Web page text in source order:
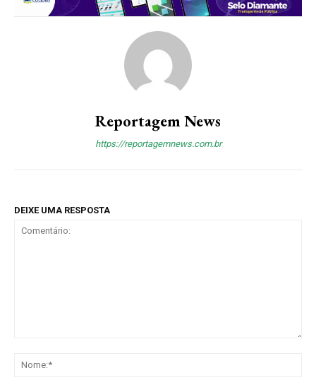
Reportagem News
https://reportagemnews.com.br
DEIXE UMA RESPOSTA